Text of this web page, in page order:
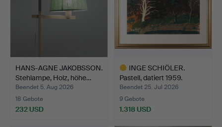
HANS-AGNE JAKOBSSON.
Stehlampe, Holz, höhe…
Beendet 5. Aug 2026
18 Gebote
232 USD
INGE SCHIÖLER.
Pastell, datiert 1959.
Beendet 25. Jul 2026
9 Gebote
1.318 USD